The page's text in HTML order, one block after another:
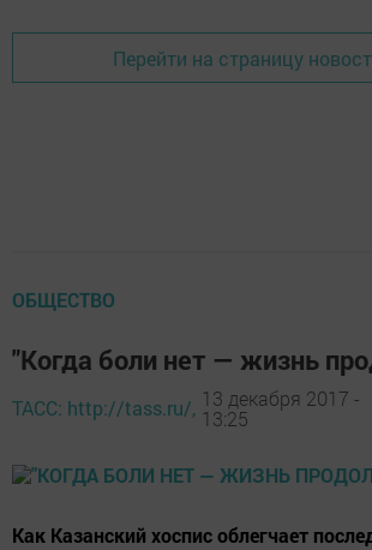
Перейти на страницу
ОБЩЕСТВО
"Когда боли нет — жизнь
ТАСС: http://tass.ru/, 13 декабря 2017 -
13:25
Как Казанский хоспис облегчает